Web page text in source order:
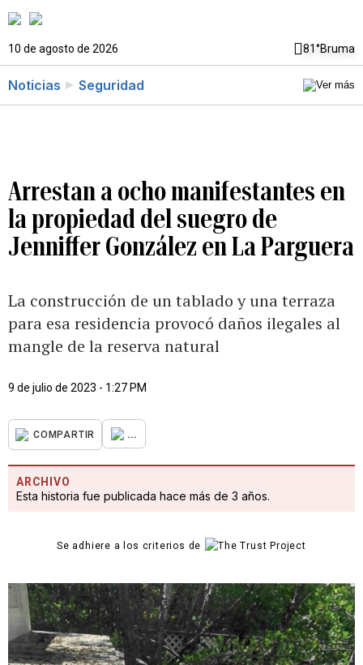
10 de agosto de 2026 81°Bruma
Noticias Seguridad
Arrestan a ocho manifestantes en
la propiedad del suegro de
Jenniffer González en La Parguera
La construcción de un tablado y una terraza
para esa residencia provocó daños ilegales al
mangle de la reserva natural
9 de julio de 2023 - 1:27 PM
COMPARTIR ...
ARCHIVO
Esta historia fue publicada hace más de 3 años.
Se adhiere a los criterios de